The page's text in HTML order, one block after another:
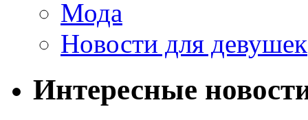
Мода
Новости для девушек
Интересные